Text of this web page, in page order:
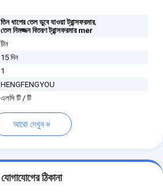
তিন ধাপের তেল ডুবে যাওয়া ট্রান্সফরমার,
তেল নিমজ্জন বিতরণ ট্রান্সফরমার mer
চীন
15 দিন
1
HENGFENGYOU
এলসি টি / টি
আরো দেখুন
যোগাযোগের ঠিকানা